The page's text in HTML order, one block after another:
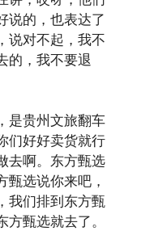
说的，也表达了
说对不起，我不
的，我不要退
是贵州文旅翻车
们好好卖货就行
去啊。东方甄选
甄选说你来吧，
我们排到东方甄
甄选就去了。